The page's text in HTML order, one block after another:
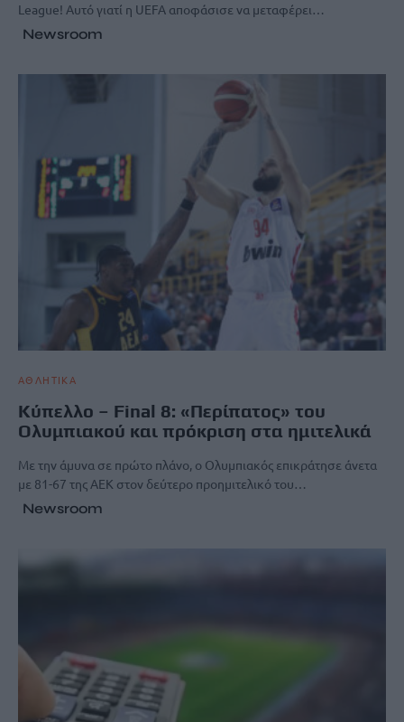
League! Αυτό γιατί η UEFA αποφάσισε να μεταφέρει…
Newsroom
ΑΘΛΗΤΙΚΑ
Κύπελλο – Final 8: «Περίπατος» του
Ολυμπιακού και πρόκριση στα ημιτελικά
Με την άμυνα σε πρώτο πλάνο, ο Ολυμπιακός επικράτησε άνετα
με 81-67 της ΑΕΚ στον δεύτερο προημιτελικό του…
Newsroom